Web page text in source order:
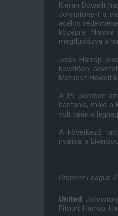
Kieran Dowellt
Johnstone-t a
acélos
középre,
megduplázva a
Josh Harrop
követõen
Matuesz Hewelt
A 89. percben
hárítania, majd a
volt talán a
A következõ
riválisa, a
Premier League
United:
Fitouri, Harrop,